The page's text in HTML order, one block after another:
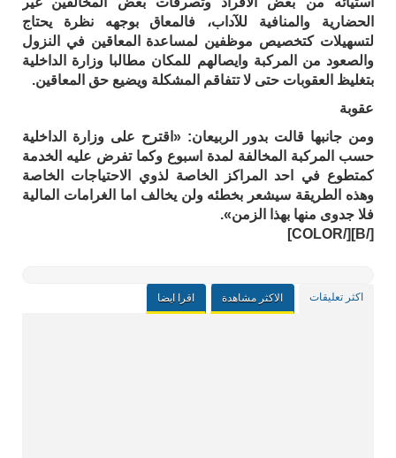
الحضارية والمنافية للآداب، فالمعاق بوجهه نظرة يحتاج
لتسهيلات كتخصيص موظفين لمساعدة المعاقين في النزول
والصعود من المركبة وايصالهم للمكان مطالبا وزارة الداخلية
بتغليظ العقوبات حتى لا تتفاقم المشكلة ويضيع حق المعاقين.
عقوبة
ومن جانبها قالت بدور الربيعان: «اقترح على وزارة الداخلية
حسب المركبة المخالفة لمدة اسبوع وكما تفرض عليه الخدمة
كمتطوع في احد المراكز الخاصة لذوي الاحتياجات الخاصة
وهذه الطريقة سيشعر بخطئه ولن يخالف اما الغرامات المالية
فلا جدوى منها بهذا الزمن».
[/B][/COLOR]
اكثر تعليقات الاكثر مشاهدة اقرا ايضا